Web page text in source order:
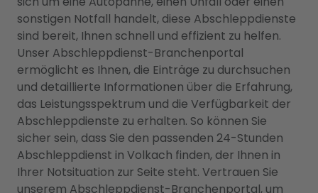
sonstigen Notfall handelt, diese Abschleppdienste
sind bereit, Ihnen schnell und effizient zu helfen.
Unser Abschleppdienst-Branchenportal
ermöglicht es Ihnen, die Einträge zu durchsuchen
und detaillierte Informationen über die Erfahrung,
das Leistungsspektrum und die Verfügbarkeit der
Abschleppdienste zu erhalten. So können Sie
sicher sein, dass Sie den passenden 24-Stunden
Abschleppdienst in Volkach finden, der Ihnen in
Ihrer Notsituation zur Seite steht. Vertrauen Sie
unserem Abschleppdienst-Branchenportal, um